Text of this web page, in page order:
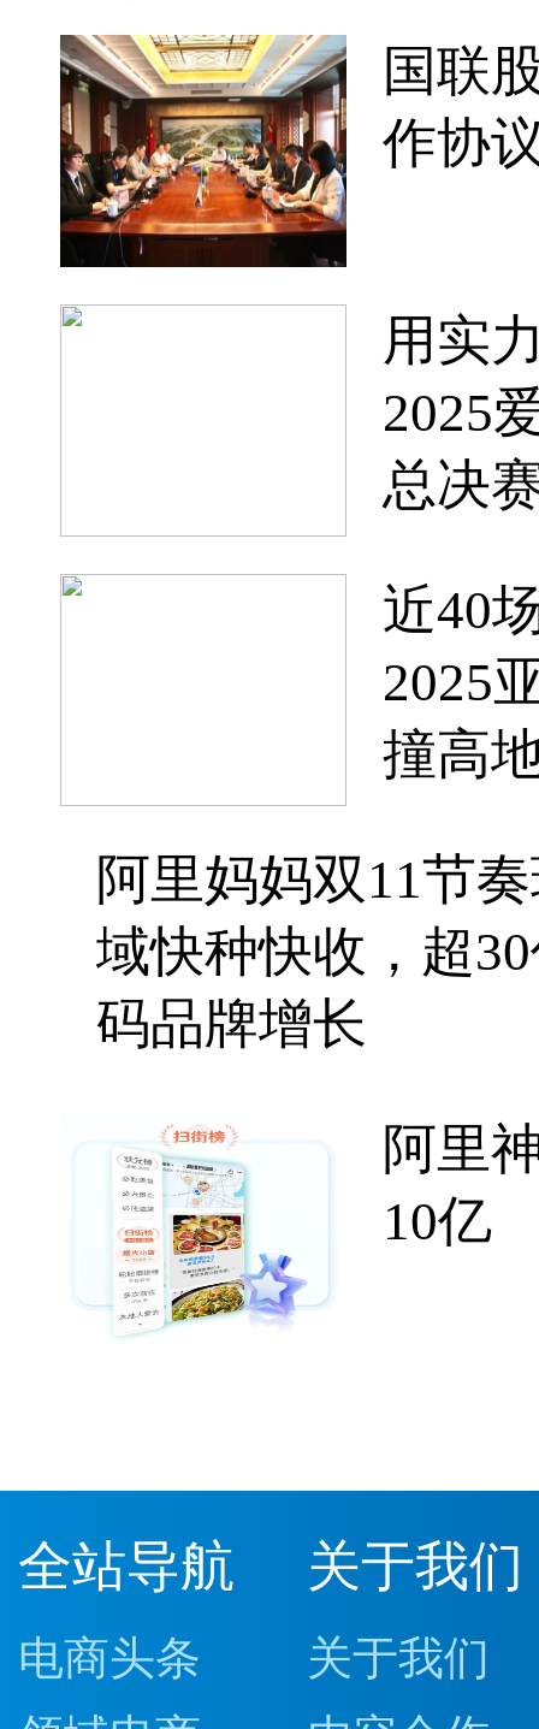
国联
作协
用实
2025
总决
近40
2025
撞高
阿里妈妈双11节
域快种快收，超
码品牌增长
阿里
10亿
全站导航
电商头条
关于我们
关于我们